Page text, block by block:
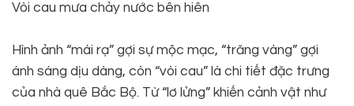
Vòi cau mưa chảy nước bên hiên
Hình ảnh “mái rạ” gợi sự mộc mạc, “trăng vàng” gợi
ánh sáng dịu dàng, còn “vòi cau” là chi tiết đặc trưng
của nhà quê Bắc Bộ. Từ “lơ lửng” khiến cảnh vật như